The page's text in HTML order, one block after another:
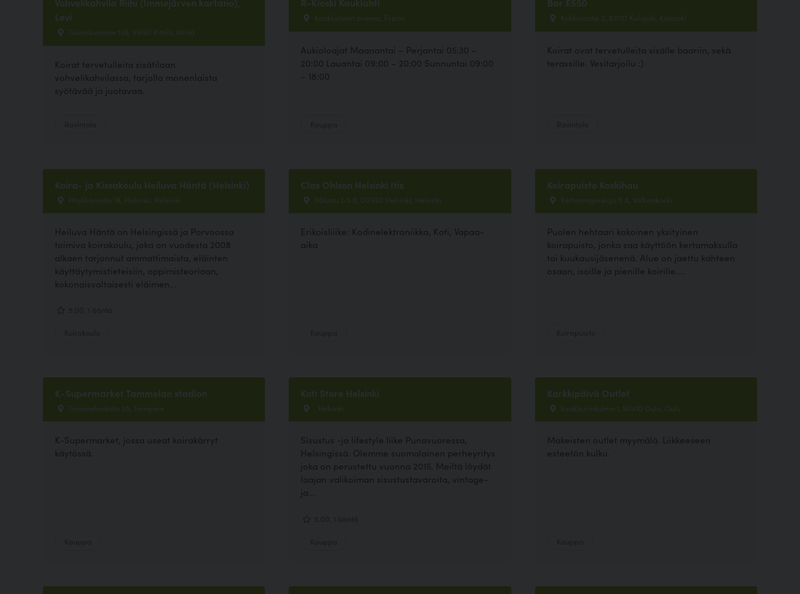
Vohvelikahvila Riihi (Immejärven kartano),
Levi
Tuomikuruntie 136, 99130 Kittilä, Kittilä
Koirat tervetulleita sisätilaan
vohvelikahvilassa, tarjolla monenlaista
syötävää ja juotavaa.
R-Kioski Kauklahti
Kauklahden asema, Espoo
Aukioloajat Maanantai – Perjantai 05:30 –
20:00 Lauantai 09:00 – 20:00 Sunnuntai 09:00
– 18:00
Bar E550
Kokkolantie 2, 85110 Kalajoki, Kalajoki
Koirat ovat tervetulleita sisälle baariin, sekä
terassille. Vesitarjoilu :)
Koira- ja Kissakoulu Heiluva Häntä (Helsinki)
Höyläämötie 18, Helsinki, Helsinki
Heiluva Häntä on Helsingissä ja Porvoossa
toimiva koirakoulu, joka on vuodesta 2008
alkaen tarjonnut ammattimaista, eläinten
käyttäytymistieteisiin, oppimisteoriaan,
kokonaisvaltaisesti eläimen...
Clas Ohlson Helsinki Itis
Itäkatu 1-5 B, 00930 Helsinki, Helsinki
Erikoisliiike: Kodinelektroniikka, Koti, Vapaa-
aika
Koirapuisto Koskihau
Kerhomajankuja 5 A, Valkeakoski
Puolen hehtaari kokoinen yksityinen
koirapuisto, jonka saa käyttöön kertamaksulla
tai kuukausijäsenenä. Alue on jaettu kahteen
osaan, isoille ja pienille koirille....
K-Supermarket Tammelan stadion
Tammelankatu 25, Tampere
K-Supermarket, jossa useat koirakärryt
käytössä.
Koti Store Helsinki
, Helsinki
Sisustus -ja lifestyle liike Punavuoressa,
Helsingissä. Olemme suomalainen perheyritys
joka on perustettu vuonna 2015. Meiltä löydät
laajan valikoiman sisustustavaroita, vintage-
ja...
Karkkipäivä Outlet
kaakkurinkulma 1, 90410 Oulu, Oulu
Makeisten outlet myymälä. Liikkeeseen
esteetön kulku.